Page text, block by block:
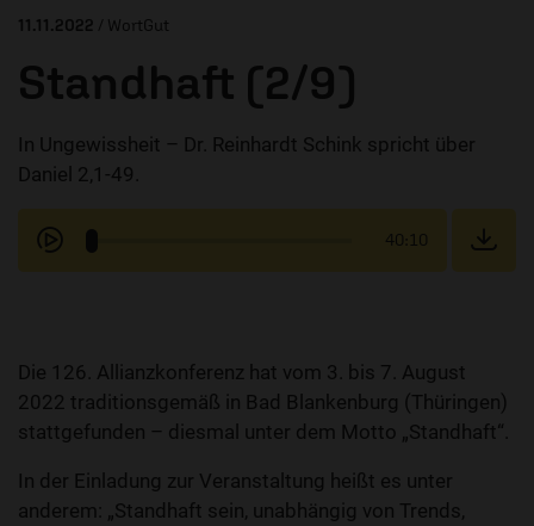
11.11.2022 / WortGut
Standhaft (2/9)
In Ungewissheit – Dr. Reinhardt Schink spricht über
Daniel 2,1-49.
40:10
Die 126. Allianzkonferenz hat vom 3. bis 7. August
2022 traditionsgemäß in Bad Blankenburg (Thüringen)
stattgefunden – diesmal unter dem Motto „Standhaft“.
In der Einladung zur Veranstaltung heißt es unter
anderem: „Standhaft sein, unabhängig von Trends,